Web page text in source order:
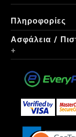
Πληροφορίες
Ασφάλεια /
+